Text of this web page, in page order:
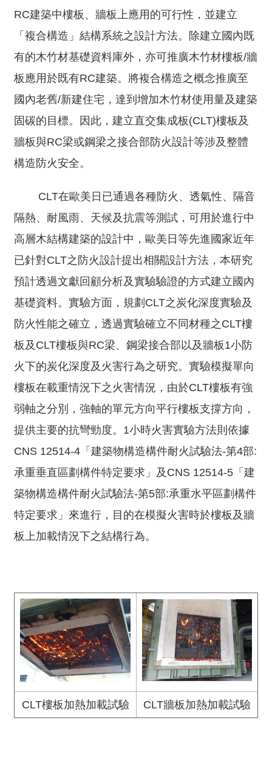
雨
洞
實
驗
室
回
首
覽
建
築
研
究
RC建築中樓板、牆板上應用的可行性，並建立
「複合構造」結構系統之設計方法。除建立國內既
有的木竹材基礎資料庫外，亦可推廣木竹材樓板/牆
板應用於既有RC建築。將複合構造之概念推廣至
國內老舊/新建住宅，達到增加木竹材使用量及建築
固碳的目標。因此，建立直交集成板(CLT)樓板及
牆板與RC梁或鋼梁之接合部防火設計等涉及整體
構造防火安全。
CLT在歐美日已通過各種防火、透氣性、隔音
隔熱、耐風雨、天候及抗震等測試，可用於進行中
高層木結構建築的設計中，歐美日等先進國家近年
已針對CLT之防火設計提出相關設計方法，本研究
預計透過文獻回顧分析及實驗驗證的方式建立國內
基礎資料。實驗方面，規劃CLT之炭化深度實驗及
防火性能之確立，透過實驗確立不同材種之CLT樓
板及CLT樓板與RC梁、鋼梁接合部以及牆板1小防
火下的炭化深度及火害行為之研究。實驗模擬單向
樓板在載重情況下之火害情況，由於CLT樓板有強
弱軸之分別，強軸的單元方向平行樓板支撐方向，
提供主要的抗彎勁度。1小時火害實驗方法則依據
CNS 12514-4「建築物構造構件耐火試驗法-第4部:
承重垂直區劃構件特定要求」及CNS 12514-5「建
築物構造構件耐火試驗法-第5部:承重水平區劃構件
特定要求」來進行，目的在模擬火害時於樓板及牆
板上加載情況下之結構行為。
CLT樓板加熱加載試驗 CLT牆板加熱加載試驗